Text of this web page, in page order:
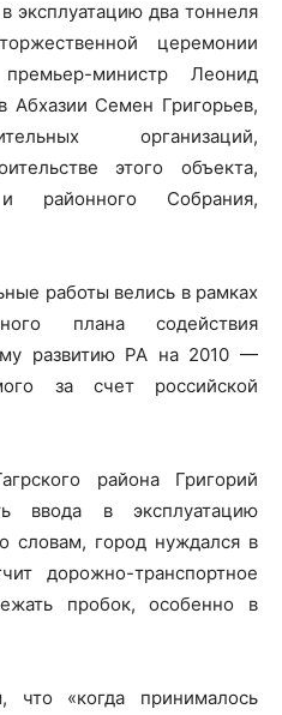
эксплуатацию два тоннеля
церемонии
министр Леонид
Абхазии Семен Григорьев,
организаций,
этого объекта,
районного Собрания,
работы велись в рамках
плана содействия
развитию РА на 2010 —
за счет российской
района Григорий
ввода в эксплуатацию
словам, город нуждался в
дорожно-транспортное
пробок, особенно в
«когда принималось